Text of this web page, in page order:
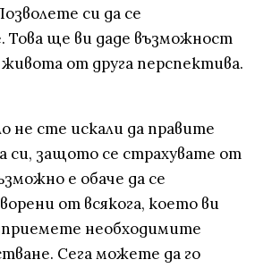
си да се
ще ви даде възможност
от друга перспектива.
не сте искали да правите
си, защото се страхувате от
е обаче да се
от всякога, което ви
необходимите
Сега можете да го